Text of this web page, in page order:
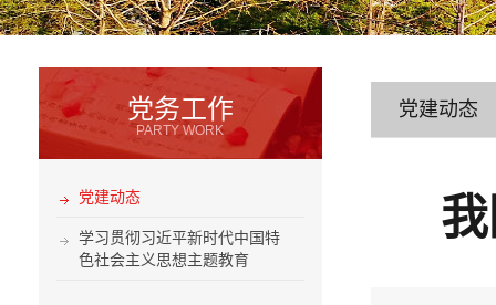
党务工作
PARTY WORK
党建动态
学习贯彻习近平新时代中国特
色社会主义思想主题教育
党建动态